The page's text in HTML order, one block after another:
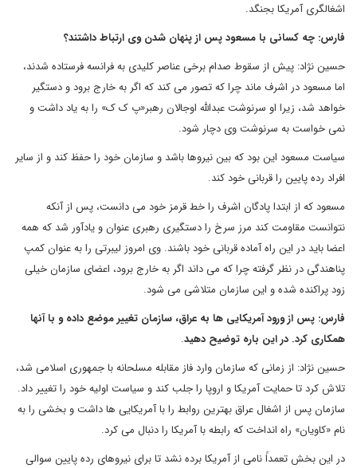
اشغالگری آمریکا بجنگد.
فارس: چه کسانی با مسعود پس از پنهان شدن وی ارتباط داشتند؟
حسین نژاد: پیش از سقوط صدام برخی عناصر کلیدی به فرانسه فرستاده شدند،
اما مسعود در اشرف ماند چرا که تصور می کند که اگر به خارج برود و دستگیر
خواهد شد، زیرا او سرنوشت عبدالله اوجالان رهبر«پ ک ک» را به یاد داشت و
نمی خواست به سرنوشت وی دچار شود.
سیاست مسعود این بود که بین نیروها باشد و سازمان خود را حفظ کند و از سایر
افراد رده پایین را قربانی خود کند.
مسعود که از ابتدا پادگان اشرف را خط قرمز خود می دانست، پس از آنکه
نتوانست مقاومت کند مرز سرخ را دستگیری رهبری عنوان و یادآور شد که همه
اعضا باید در این راه آماده قربانی خود باشند. وی امروز لیبرتی را به عنوان کمپ
پناهندگی در نظر گرفته چرا که می داند اگر به خارج برود، اعضای سازمان خیلی
زود پراکنده شده و این سازمان متلاشی می شود.
فارس: پس از ورود آمریکایی ها به عراق، سازمان تغییر موضع داده و با آنها
همکاری کرد. در این باره توضیح دهید.
حسین نژاد: از زمانی که سازمان وارد فاز مقابله مسلحانه با جمهوری اسلامی شد،
تلاش کرد تا حمایت آمریکا و اروپا را جلب کند و سیاست اولیه خود را تغییر داد.
سازمان پس از اشغال عراق بهترین روابط را با آمریکایی ها داشت و بخشی را به
نام «کاویان» راه انداخت که رابطه با آمریکا را دنبال می کرد.
در این بخش تعمداً نامی از آمریکا برده نشد تا برای نیروهای رده پایین سوالی